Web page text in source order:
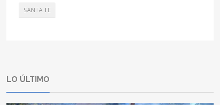
SANTA FE
LO ÚLTIMO